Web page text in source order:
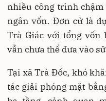
nhiều công trình
ngân vốn. Đơn cử là
Trà Giác với tổng vốn
vẫn chưa thể đưa vào
Tại xã Trà Đốc, khó
tác giải phóng mặt